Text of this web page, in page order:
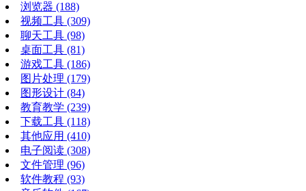
浏览器 (188)
视频工具 (309)
聊天工具 (98)
桌面工具 (81)
游戏工具 (186)
图片处理 (179)
图形设计 (84)
教育教学 (239)
下载工具 (118)
其他应用 (410)
电子阅读 (308)
文件管理 (96)
软件教程 (93)